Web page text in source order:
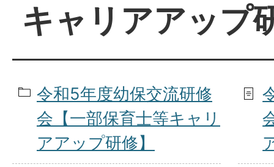
キャリアアップ
令和5年度幼保交流研修
会【一部保育士等キャリ
アアップ研修】